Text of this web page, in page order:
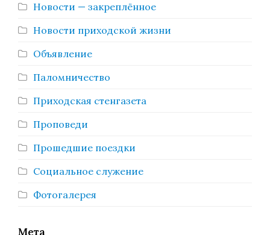
Новости — закреплённое
Новости приходской жизни
Объявление
Паломничество
Приходская стенгазета
Проповеди
Прошедшие поездки
Социальное служение
Фотогалерея
Мета